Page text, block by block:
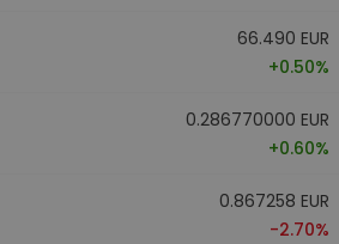
66.490 EUR
+0.50%
0.286770000 EUR
+0.60%
0.867258 EUR
-2.70%